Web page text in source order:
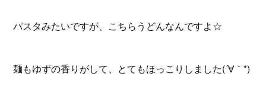
パスタみたいですが、こちらうどんなんですよ☆
麺もゆずの香りがして、とてもほっこりしました(´∀｀*)